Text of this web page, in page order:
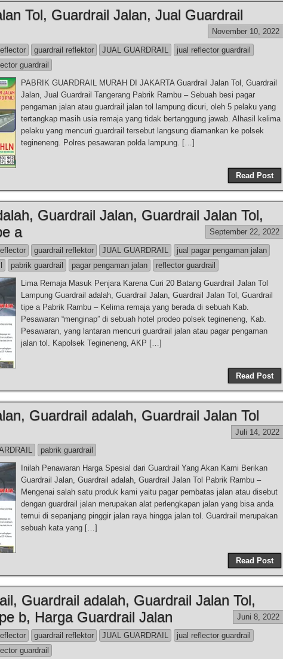
Tol, Guardrail Jalan, Jual Guardrail
November 10, 2022
guardrail reflektor JUAL GUARDRAIL
jual reflector guardrail
guardrail
PABRIK GUARDRAIL MURAH DI JAKARTA Guardrail Jalan Tol, Guardrail
Jalan, Jual Guardrail Tangerang Pabrik Rambu – Sebuah besi pagar
pengaman jalan atau guardrail jalan tol lampung dicuri, oleh 5 pelaku yang
tertangkap masih usia remaja yang tidak bertanggung jawab. Alhasil kelima
pelaku yang mencuri guardrail tersebut langsung diamankan ke polsek
tegineneng. Polres pesawaran polda lampung. […]
Read Post
Guardrail Jalan, Guardrail Jalan Tol,
a
September 22, 2022
guardrail reflektor JUAL GUARDRAIL
jual pagar pengaman jalan
pabrik guardrail pagar pengaman jalan
reflector guardrail
Lima Remaja Masuk Penjara Karena Curi 20 Batang Guardrail Jalan Tol
Lampung Guardrail adalah, Guardrail Jalan, Guardrail Jalan Tol, Guardrail
tipe a Pabrik Rambu – Kelima remaja yang berada di sebuah Kab.
Pesawaran “menginap” di sebuah hotel prodeo polsek tegineneng, Kab.
Pesawaran, yang lantaran mencuri guardrail jalan atau pagar pengaman
jalan tol. Kapolsek Tegineneng, AKP […]
Read Post
Guardrail adalah, Guardrail Jalan Tol
Juli 14, 2022
pabrik guardrail
Inilah Penawaran Harga Spesial dari Guardrail Yang Akan Kami Berikan
Guardrail Jalan, Guardrail adalah, Guardrail Jalan Tol Pabrik Rambu –
Mengenai salah satu produk kami yaitu pagar pembatas jalan atau disebut
dengan guardrail jalan merupakan alat perlengkapan jalan yang bisa anda
temui di sepanjang pinggir jalan raya hingga jalan tol. Guardrail merupakan
sebuah kata yang […]
Read Post
Guardrail adalah, Guardrail Jalan Tol,
b, Harga Guardrail Jalan
Juni 8, 2022
guardrail reflektor JUAL GUARDRAIL
jual reflector guardrail
guardrail